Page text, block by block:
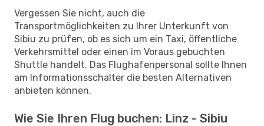
Vergessen Sie nicht, auch die
Transportmöglichkeiten zu Ihrer Unterkunft von
Sibiu zu prüfen, ob es sich um ein Taxi, öffentliche
Verkehrsmittel oder einen im Voraus gebuchten
Shuttle handelt. Das Flughafenpersonal sollte Ihnen
am Informationsschalter die besten Alternativen
anbieten können.
Wie Sie Ihren Flug buchen: Linz - Sibiu